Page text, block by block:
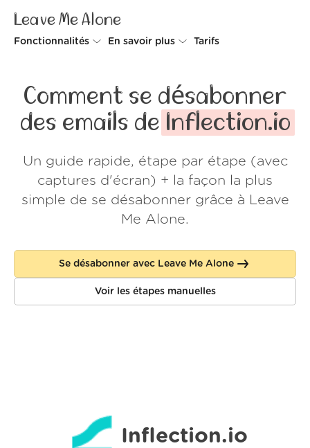
Leave Me Alone
Fonctionnalités
Spam Blocker
Ne pas déranger
En savoir plus
Comment ça fonctionne
Sécurité
Preuves d'amour
FAQ
Tarifs
Comment se désabonner
des emails de Inflection.io
Un guide rapide, étape par étape (avec
captures d'écran) + la façon la plus
simple de se désabonner grâce à Leave
Me Alone.
Se désabonner avec Leave Me Alone
Voir les étapes manuelles
Inflection.io